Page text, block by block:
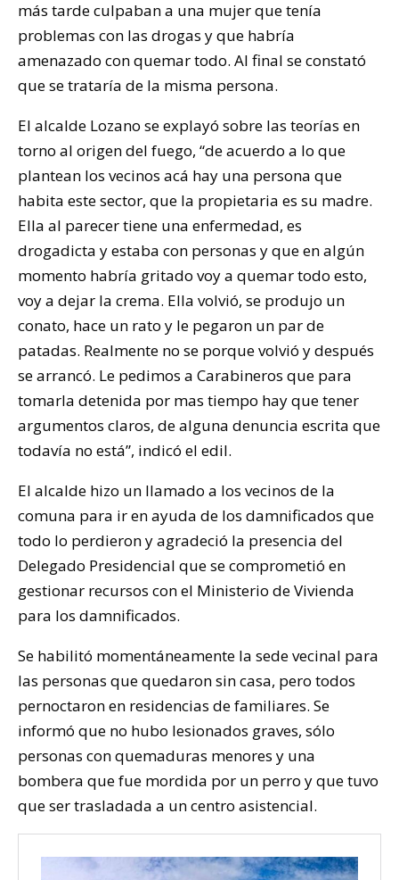
más tarde culpaban a una mujer que tenía
problemas con las drogas y que habría
amenazado con quemar todo. Al final se constató
que se trataría de la misma persona.
El alcalde Lozano se explayó sobre las teorías en
torno al origen del fuego, “de acuerdo a lo que
plantean los vecinos acá hay una persona que
habita este sector, que la propietaria es su madre.
Ella al parecer tiene una enfermedad, es
drogadicta y estaba con personas y que en algún
momento habría gritado voy a quemar todo esto,
voy a dejar la crema. Ella volvió, se produjo un
conato, hace un rato y le pegaron un par de
patadas. Realmente no se porque volvió y después
se arrancó. Le pedimos a Carabineros que para
tomarla detenida por mas tiempo hay que tener
argumentos claros, de alguna denuncia escrita que
todavía no está”, indicó el edil.
El alcalde hizo un llamado a los vecinos de la
comuna para ir en ayuda de los damnificados que
todo lo perdieron y agradeció la presencia del
Delegado Presidencial que se comprometió en
gestionar recursos con el Ministerio de Vivienda
para los damnificados.
Se habilitó momentáneamente la sede vecinal para
las personas que quedaron sin casa, pero todos
pernoctaron en residencias de familiares. Se
informó que no hubo lesionados graves, sólo
personas con quemaduras menores y una
bombera que fue mordida por un perro y que tuvo
que ser trasladada a un centro asistencial.